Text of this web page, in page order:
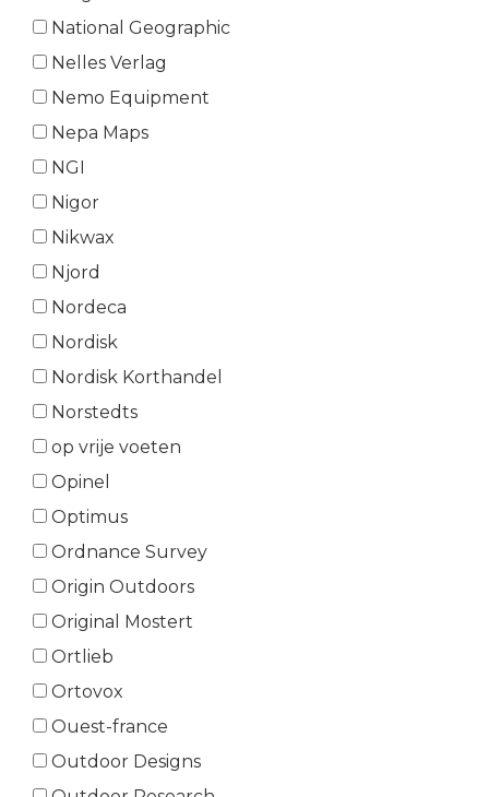
National Geographic
Nelles Verlag
Nemo Equipment
Nepa Maps
NGI
Nigor
Nikwax
Njord
Nordeca
Nordisk
Nordisk Korthandel
Norstedts
op vrije voeten
Opinel
Optimus
Ordnance Survey
Origin Outdoors
Original Mostert
Ortlieb
Ortovox
Ouest-france
Outdoor Designs